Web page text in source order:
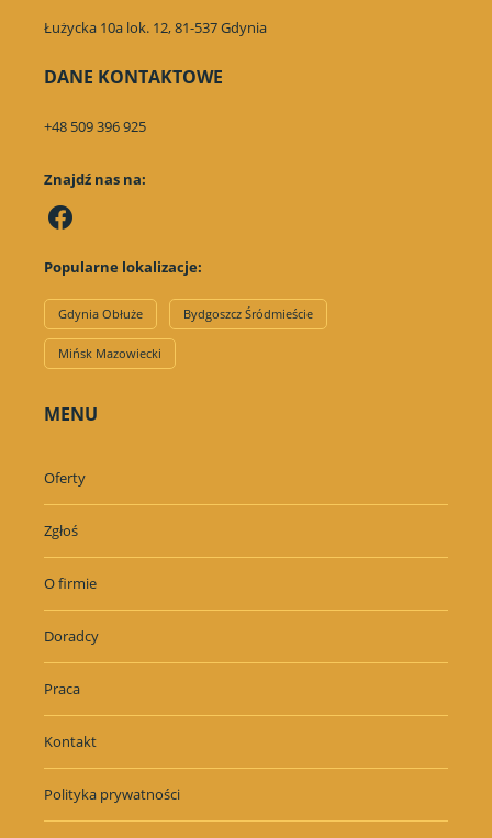
Łużycka 10a lok. 12, 81-537 Gdynia
DANE KONTAKTOWE
+48 509 396 925
Znajdź nas na:
Popularne lokalizacje:
Gdynia Obłuże Bydgoszcz Śródmieście
Mińsk Mazowiecki
MENU
Oferty
Zgłoś
O firmie
Doradcy
Praca
Kontakt
Polityka prywatności